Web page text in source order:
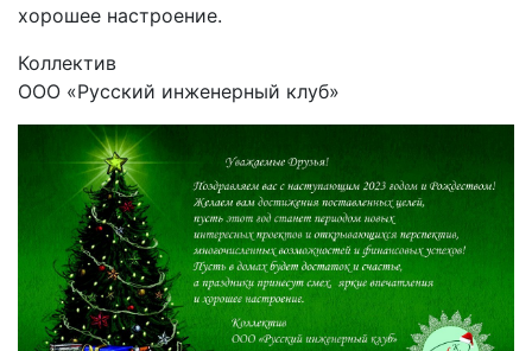
хорошее настроение.
Коллектив
ООО «Русский инженерный клуб»